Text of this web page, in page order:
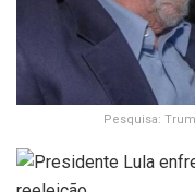
Pesquisa: